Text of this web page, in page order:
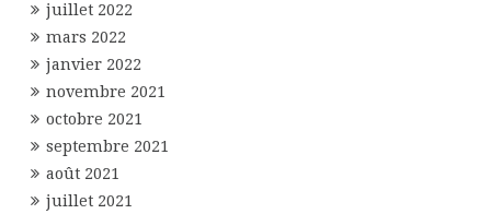
juillet 2022
mars 2022
janvier 2022
novembre 2021
octobre 2021
septembre 2021
août 2021
juillet 2021